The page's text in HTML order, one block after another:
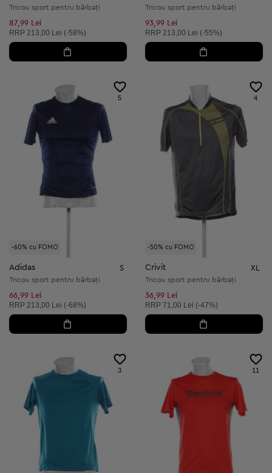
Tricou sport pentru bărbați
87,99 Lei
Preț recomandat:
RRP 213,00 Lei (-58%)
Tricou sport pentru bărbați
93,99 Lei
Preț recomandat:
RRP 213,00 Lei (-55%)
-60% cu FOMO
5
Adidas S
Tricou sport pentru bărbați
66,99 Lei
Preț recomandat:
RRP 213,00 Lei (-68%)
-50% cu FOMO
4
Crivit XL
Tricou sport pentru bărbați
36,99 Lei
Preț recomandat:
RRP 71,00 Lei (-47%)
3 11